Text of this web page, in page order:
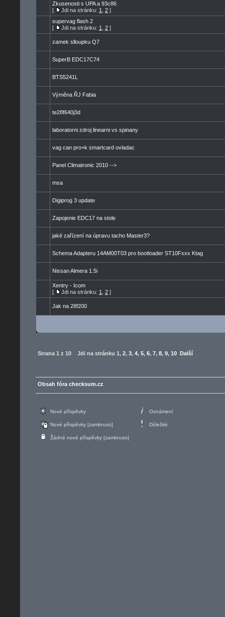
Zkusenosti s UPA a 93c86
[
Jdi na stránku: 1 2 ]
supervag flash 2
[
Jdi na stránku: 1 2 ]
zamek slloupku Q7
SuperB EDC17C74
BTS5241L
Výměna ŘJ Fabia
te28f640j3d
laboratorni zdroj linearni vs spinany
vag can pro+k smartcard ovladac
Panel Climatronic 2010 -->
msa
Digiprog 3 update
Zapojenie EDC17 na stole
jaké zařízení na úpravu tacho Master3?
Schema Adapteru 14AM00T03 pro bootloader ST10Fxxx Ktag
Nissan Almera 1.5i
Xentry - Icom
[
Jdi na stránku: 1 2 ]
Jak na 28f200
Strana 1 z 10 Jdi na stránku 1, 2, 3, 4, 5, 6, 7, 8, 9, 10 Další
Obsah fóra checksum.cz
Nové příspěvky Oznámení
Nové příspěvky [zamknuto] Důležité
Žádné nové příspěvky [zamknuto]